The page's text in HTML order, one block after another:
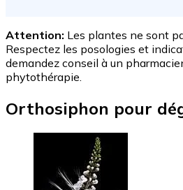
Attention: Les plantes ne sont
Respectez les posologies et
demandez conseil à un
phytothérapie.
Orthosiphon pour